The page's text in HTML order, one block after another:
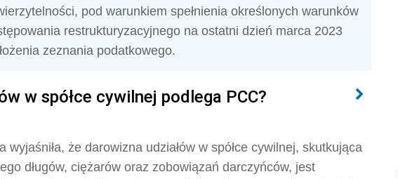
pod warunkiem spełnienia określonych warunków
restrukturyzacyjnego na ostatni dzień marca 2023
zeznania podatkowego.
w spółce cywilnej podlega PCC?
że darowizna udziałów w spółce cywilnej, skutkująca
długów, ciężarów oraz zobowiązań darczyńców, jest